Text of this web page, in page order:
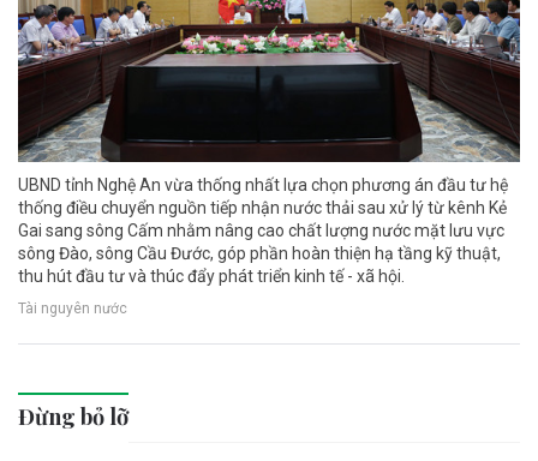
UBND tỉnh Nghệ An vừa thống nhất lựa chọn phương án đầu tư hệ
thống điều chuyển nguồn tiếp nhận nước thải sau xử lý từ kênh Kẻ
Gai sang sông Cấm nhằm nâng cao chất lượng nước mặt lưu vực
sông Đào, sông Cầu Đước, góp phần hoàn thiện hạ tầng kỹ thuật,
thu hút đầu tư và thúc đẩy phát triển kinh tế - xã hội.
Tài nguyên nước
Đừng bỏ lỡ